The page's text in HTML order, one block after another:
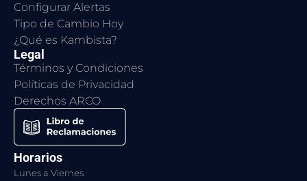
Configurar Alertas
Tipo de Cambio Hoy
¿Qué es Kambista?
Legal
Términos y Condiciones
Políticas de Privacidad
Derechos ARCO
Horarios
Lunes a Viernes